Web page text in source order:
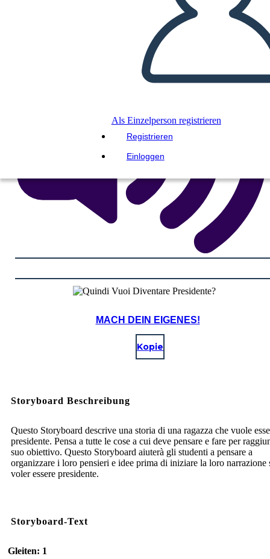
Als Einzelperson registrieren
Registrieren
Einloggen
LIES MIR VOR
MACH DEIN EIGENES!
Kopie
Storyboard Beschreibung
Questo Storyboard descrive una storia di una ragazza che vuole
presidente. Pensa a tutte le cose a cui deve pensare e fare per
suo obiettivo. Questo Storyboard aiuterà gli studenti a pensare a
organizzare i loro pensieri e idee prima di iniziare la loro narrazione
voler essere presidente.
Storyboard-Text
Gleiten: 1